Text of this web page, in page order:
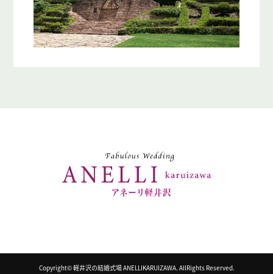
Copyright© 軽井沢の結婚式場 ANELLIKARUIZAWA. AllRights Reserved.